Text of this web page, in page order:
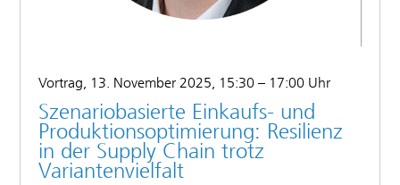
Vortrag, 13. November 2025, 15:30 – 17:00 Uhr
Szenariobasierte Einkaufs- und
Produktionsoptimierung: Resilienz
in der Supply Chain trotz
Variantenvielfalt